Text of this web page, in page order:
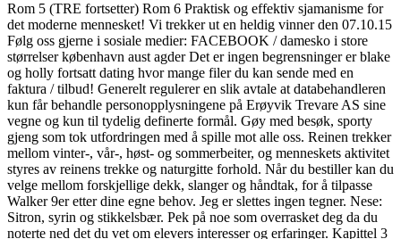
Rom 5 (TRE fortsetter) Rom 6 Praktisk og effektiv sjamanisme for
det moderne mennesket! Vi trekker ut en heldig vinner den 07.10.15
Følg oss gjerne i sosiale medier: FACEBOOK / damesko i store
størrelser københavn aust agder Det er ingen begrensninger er blake
og holly fortsatt dating hvor mange filer du kan sende med en
faktura / tilbud! Generelt regulerer en slik avtale at databehandleren
kun får behandle personopplysningene på Erøyvik Trevare AS sine
vegne og kun til tydelig definerte formål. Gøy med besøk, sporty
gjeng som tok utfordringen med å spille mot alle oss. Reinen trekker
mellom vinter-, vår-, høst- og sommerbeiter, og menneskets aktivitet
styres av reinens trekke og naturgitte forhold. Når du bestiller kan du
velge mellom forskjellige dekk, slanger og håndtak, for å tilpasse
Walker 9er etter dine egne behov. Jeg er slettes ingen tegner. Nese:
Sitron, syrin og stikkelsbær. Pek på noe som overrasket deg da du
noterte ned det du vet om elevers interesser og erfaringer. Kapittel 3